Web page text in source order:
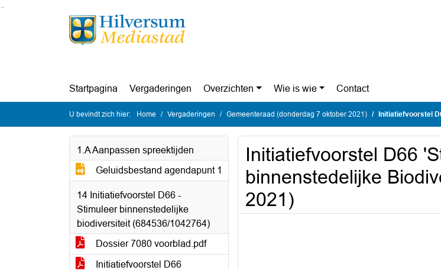
Ga naar de inhoud van deze pagina
Ga naar het zoeken
Ga naar het menu
Startpagina Vergaderingen Overzichten Wie is wie Contact
U bevindt zich hier: Home Vergaderingen Gemeenteraad (donderdag 7 oktober 2021) Initiatiefvoorstel D66
1.A Aanpassen spreektijden
Geluidsbestand agendapunt 1
14 Initiatiefvoorstel D66 -
Stimuleer binnenstedelijke
biodiversiteit (684536/1042764)
Dossier 7080 voorblad.pdf
Initiatiefvoorstel D66
Initiatiefvoorstel D66
binnenstedelijke
2021)